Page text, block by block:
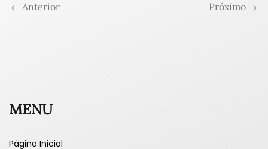
Anterior Próximo
MENU
Página Inicial